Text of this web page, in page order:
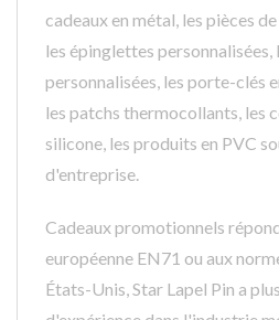
cadeaux en métal, les pièces
les épinglettes personnalisées,
personnalisées, les porte-clés
les patchs thermocollants, les
silicone, les produits en PVC
d'entreprise.
Cadeaux promotionnels
européenne EN71 ou aux
États-Unis, Star Lapel Pin a